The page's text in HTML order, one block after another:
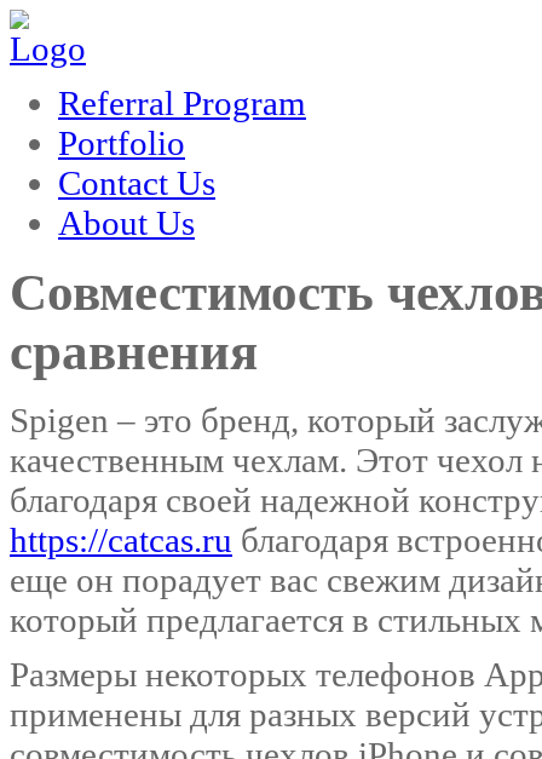
Referral Program
Portfolio
Contact Us
About Us
Cовместимость
сравнения
Spigen – это бренд, который
качественным чехлам. Этот
благодаря своей надежной
https://catcas.ru благодаря
еще он порадует вас свежим
который предлагается в
Размеры некоторых телефонов
применены для разных версий